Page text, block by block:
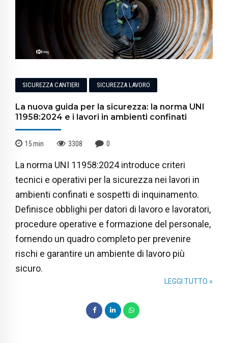
SICUREZZA CANTIERI SICUREZZA LAVORO
La nuova guida per la sicurezza: la norma UNI
11958:2024 e i lavori in ambienti confinati
15min 3308 0
La norma UNI 11958:2024 introduce criteri
tecnici e operativi per la sicurezza nei lavori in
ambienti confinati e sospetti di inquinamento.
Definisce obblighi per datori di lavoro e lavoratori,
procedure operative e formazione del personale,
fornendo un quadro completo per prevenire
rischi e garantire un ambiente di lavoro più
sicuro.
LEGGI TUTTO »